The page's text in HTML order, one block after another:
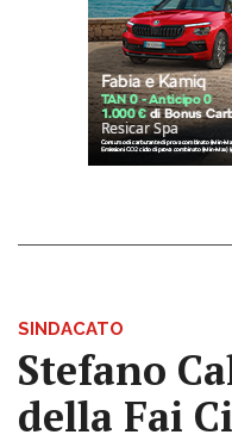
SINDACATO
Stefano
della Fai